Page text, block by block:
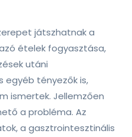
játszhatnak a
ételek fogyasztása,
utáni
egyéb tényezők is,
ismertek. Jellemzően
a probléma. Az
a gasztrointesztinális